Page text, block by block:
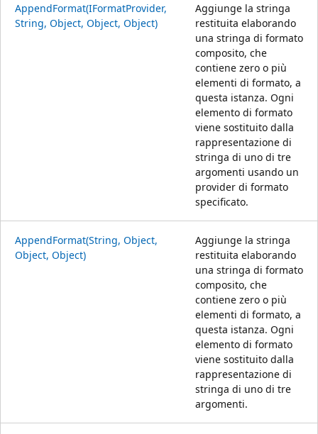
AppendFormat(IFormatProvider,
String, Object, Object, Object)
Aggiunge la stringa
restituita elaborando
una stringa di formato
composito, che
contiene zero o più
elementi di formato, a
questa istanza. Ogni
elemento di formato
viene sostituito dalla
rappresentazione di
stringa di uno di tre
argomenti usando un
provider di formato
specificato.
AppendFormat(String, Object,
Object, Object)
Aggiunge la stringa
restituita elaborando
una stringa di formato
composito, che
contiene zero o più
elementi di formato, a
questa istanza. Ogni
elemento di formato
viene sostituito dalla
rappresentazione di
stringa di uno di tre
argomenti.